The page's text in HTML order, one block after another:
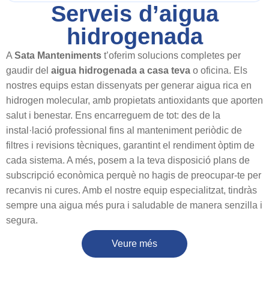
Serveis d’aigua
hidrogenada
A Sata Manteniments t’oferim solucions completes per
gaudir del aigua hidrogenada a casa teva o oficina. Els
nostres equips estan dissenyats per generar aigua rica en
hidrogen molecular, amb propietats antioxidants que aporten
salut i benestar. Ens encarreguem de tot: des de la
instal·lació professional fins al manteniment periòdic de
filtres i revisions tècniques, garantint el rendiment òptim de
cada sistema. A més, posem a la teva disposició plans de
subscripció econòmica perquè no hagis de preocupar-te per
recanvis ni cures. Amb el nostre equip especialitzat, tindràs
sempre una aigua més pura i saludable de manera senzilla i
segura.
Veure més